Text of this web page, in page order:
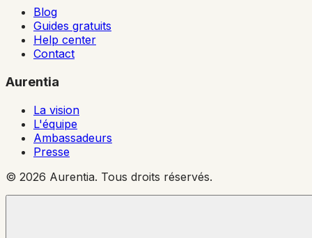
Blog
Guides gratuits
Help center
Contact
Aurentia
La vision
L'équipe
Ambassadeurs
Presse
© 2026 Aurentia. Tous droits réservés.